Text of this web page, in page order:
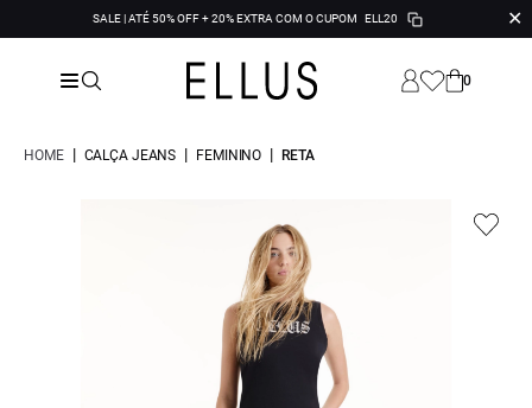
SALE | ATÉ 50% OFF + 20% EXTRA COM O CUPOM ELL20 ✕
0
HOME | CALÇA JEANS | FEMININO | RETA